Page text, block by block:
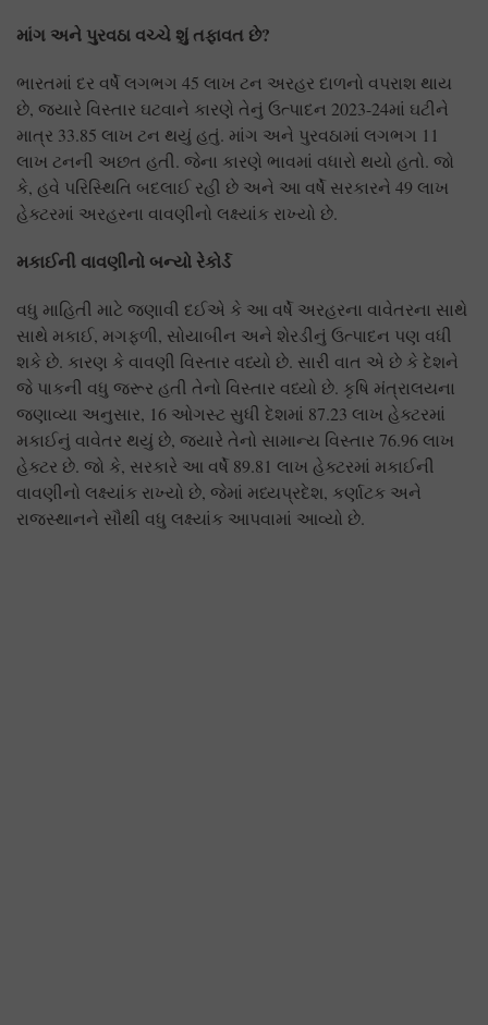
માંગ અને પુરવઠા વચ્ચે શું તફાવત છે?
ભારતમાં દર વર્ષે લગભગ 45 લાખ ટન અરહર દાળનો વપરાશ થાય
છે, જ્યારે વિસ્તાર ઘટવાને કારણે તેનું ઉત્પાદન 2023-24માં ઘટીને
માત્ર 33.85 લાખ ટન થયું હતું. માંગ અને પુરવઠામાં લગભગ 11
લાખ ટનની અછત હતી. જેના કારણે ભાવમાં વધારો થયો હતો. જો
કે, હવે પરિસ્થિતિ બદલાઈ રહી છે અને આ વર્ષે સરકારને 49 લાખ
હેક્ટરમાં અરહરના વાવણીનો લક્ષ્યાંક રાખ્યો છે.
મકાઈની વાવણીનો બન્યો રેકોર્ડ
વધુ માહિતી માટે જણાવી દઈએ કે આ વર્ષે અરહરના વાવેતરના સાથે
સાથે મકાઈ, મગફળી, સોયાબીન અને શેરડીનું ઉત્પાદન પણ વધી
શકે છે. કારણ કે વાવણી વિસ્તાર વધ્યો છે. સારી વાત એ છે કે દેશને
જે પાકની વધુ જરૂર હતી તેનો વિસ્તાર વધ્યો છે. કૃષિ મંત્રાલયના
જણાવ્યા અનુસાર, 16 ઓગસ્ટ સુધી દેશમાં 87.23 લાખ હેક્ટરમાં
મકાઈનું વાવેતર થયું છે, જ્યારે તેનો સામાન્ય વિસ્તાર 76.96 લાખ
હેક્ટર છે. જો કે, સરકારે આ વર્ષે 89.81 લાખ હેક્ટરમાં મકાઈની
વાવણીનો લક્ષ્યાંક રાખ્યો છે, જેમાં મધ્યપ્રદેશ, કર્ણાટક અને
રાજસ્થાનને સૌથી વધુ લક્ષ્યાંક આપવામાં આવ્યો છે.